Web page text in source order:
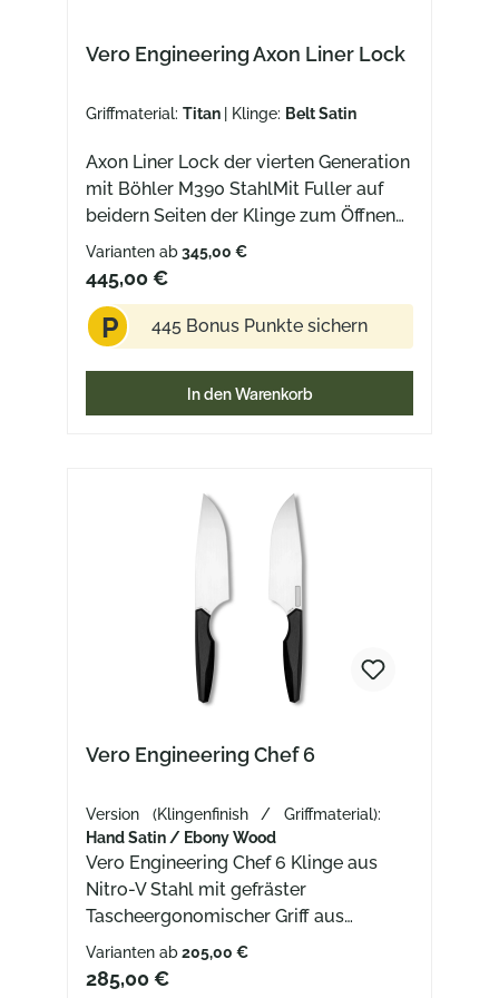
deine täglichen Aufgaben." Wir finden:
Funktionalität und Ästhetik waren sich
selten so nah wie bei diesem Messer!
Grundsätzlich bekommst du das
Myelin mit drei unterschiedlichen
Griffschalen: Black Micarta Marbled
einmal vier verschiedene
Klingenfinishes: Belt Satin Hand
Satin Blackwash Stonewash
Vero Engineering Axon Liner Lock
Griffmaterial: Titan | Klinge: Belt Satin
Axon Liner Lock der vierten Generation
mit Böhler M390 StahlMit Fuller auf
beidern Seiten der Klinge zum Öffnen
der Klinge oder FlippertapDamasteel
Version mit Hakkapella Damast (nur
mit Marbled Carbon Griffschalen)
Varianten ab345,00 €
445,00 €
P 445 Bonus Punkte sichern
In den Warenkorb
Vero Engineering Chef 6
Version (Klingenfinish / Griffmaterial):
Hand Satin / Ebony Wood
Vero Engineering Chef 6 Klinge aus
Nitro-V Stahl mit gefräster
Tascheergonomischer Griff aus
Ebenholz
Varianten ab205,00 €
285,00 €